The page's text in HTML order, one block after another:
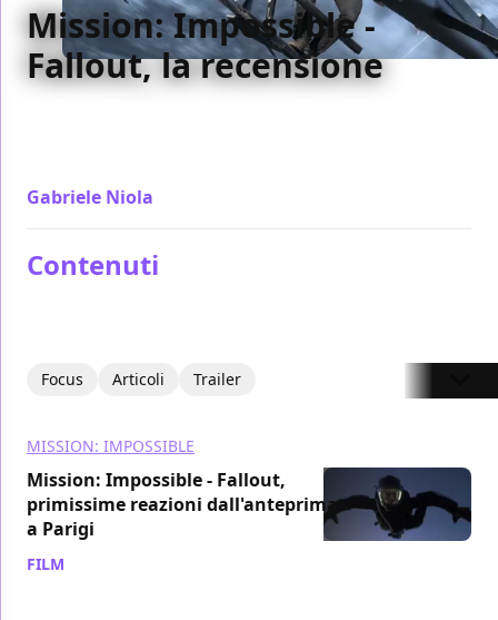
Mission: Impossible -
Fallout, la recensione
Gabriele Niola
Contenuti
Focus Articoli Trailer
MISSION: IMPOSSIBLE
Mission: Impossible - Fallout,
primissime reazioni dall'anteprima
a Parigi
FILM